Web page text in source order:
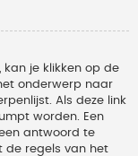
je klikken op de
onderwerp naar
Als deze link
worden. Een
antwoord te
de regels van het